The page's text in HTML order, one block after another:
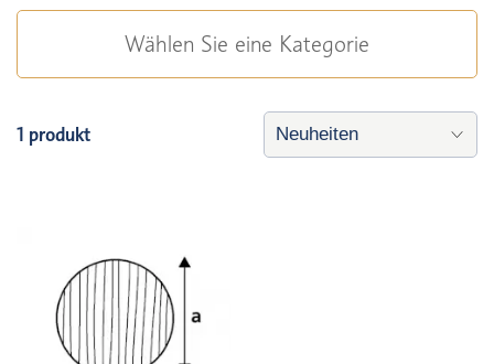
Wählen Sie eine Kategorie
1 produkt